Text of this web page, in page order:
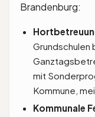
Brandenburg:
Grundschulen
mit
Kommune,
Kommunale